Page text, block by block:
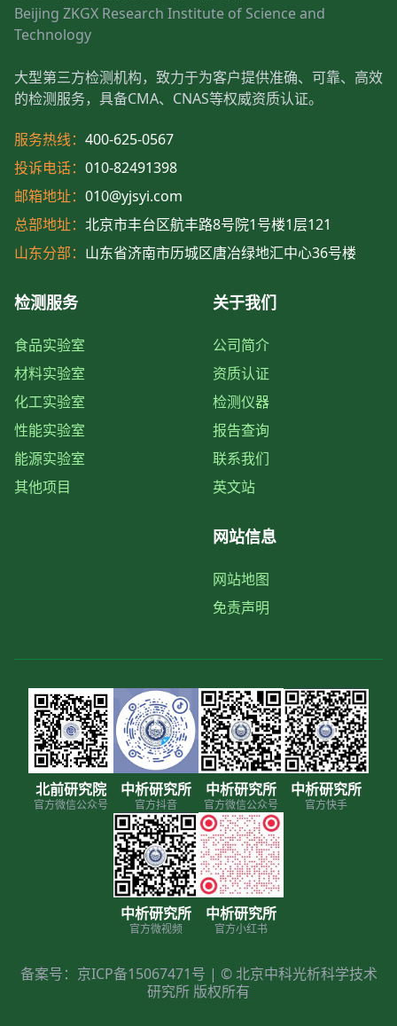
Beijing ZKGX Research Institute of Science and
Technology
大型第三方检测机构，致力于为客户提供准确、可靠、高效
的检测服务，具备CMA、CNAS等权威资质认证。
服务热线： 400-625-0567
投诉电话： 010-82491398
邮箱地址： 010@yjsyi.com
总部地址： 北京市丰台区航丰路8号院1号楼1层121
山东分部： 山东省济南市历城区唐冶绿地汇中心36号楼
检测服务
食品实验室
材料实验室
化工实验室
性能实验室
能源实验室
其他项目
关于我们
公司简介
资质认证
检测仪器
报告查询
联系我们
英文站
网站信息
网站地图
免责声明
北前研究院
官方微信公众号
中析研究所
官方抖音
中析研究所
官方微信公众号
中析研究所
官方快手
中析研究所
官方微视频
中析研究所
官方小红书
备案号：京ICP备15067471号 | © 北京中科光析科学技术
研究所 版权所有